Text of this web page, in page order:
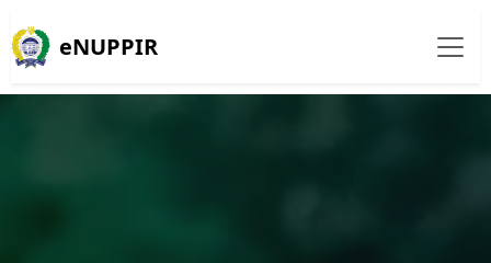
eNUPPIR